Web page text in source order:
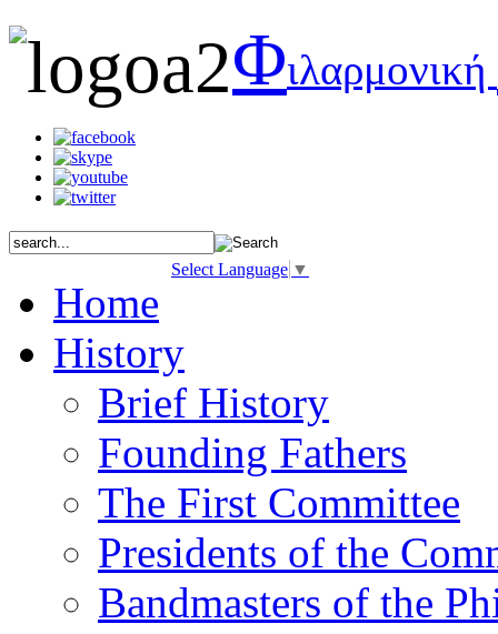
Φιλαρμονική
Select Language ▼
Home
History
Brief History
Founding Fathers
The First Committee
Presidents of the
Bandmasters of the